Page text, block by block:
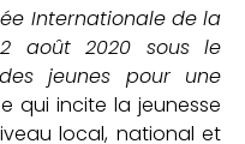
Internationale de la
août 2020 sous le
jeunes pour une
qui incite la jeunesse
local, national et